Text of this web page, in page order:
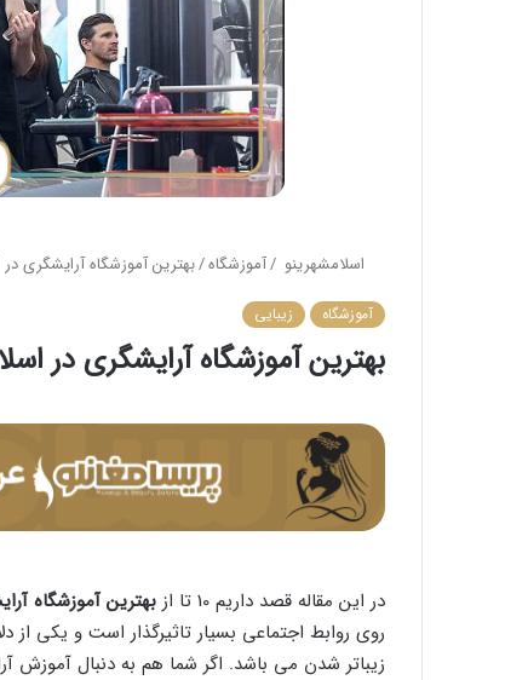
اسلامشهرینو /آموزشگاه/بهترین آموزشگاه آرایشگری در
آموزشگاه زیبایی
بهترین آموزشگاه آرایشگری در اسلامشهر💎【
در این مقاله قصد داریم 10 تا از بهترین آموزشگاه
روی روابط اجتماعی بسیار تاثیرگذار است و یکی
زیباتر شدن می باشد. اگر شما هم به دنبال آموزش